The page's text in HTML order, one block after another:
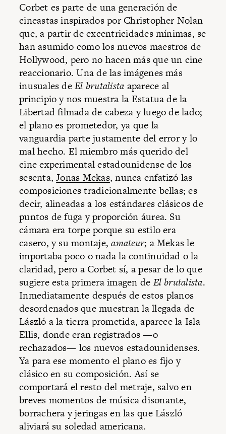
Corbet es parte de una generación de
cineastas inspirados por Christopher Nolan
que, a partir de excentricidades mínimas, se
han asumido como los nuevos maestros de
Hollywood, pero no hacen más que un cine
reaccionario. Una de las imágenes más
inusuales deEl brutalista aparece al
principio y nos muestra la Estatua de la
Libertad filmada de cabeza y luego de lado;
el plano es prometedor, ya que la
vanguardia parte justamente del error y lo
mal hecho. El miembro más querido del
cine experimental estadounidense de los
sesenta,Jonas Mekas, nunca enfatizó las
composiciones tradicionalmente bellas; es
decir, alineadas a los estándares clásicos de
puntos de fuga y proporción áurea. Su
cámara era torpe porque su estilo era
casero, y su montaje,amateur; a Mekas le
importaba poco o nada la continuidad o la
claridad, pero a Corbet sí, a pesar de lo que
sugiere esta primera imagen de El brutalista.
Inmediatamente después de estos planos
desordenados que muestran la llegada de
László a la tierra prometida, aparece la Isla
Ellis, donde eran registrados —o
rechazados— los nuevos estadounidenses.
Ya para ese momento el plano es fijo y
clásico en su composición. Así se
comportará el resto del metraje, salvo en
breves momentos de música disonante,
borrachera y jeringas en las que László
aliviará su soledad americana.